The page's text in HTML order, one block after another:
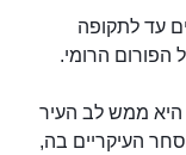
עד לתקופה
הפורום הרומי.
היא ממש לב העיר
העיקריים בה,